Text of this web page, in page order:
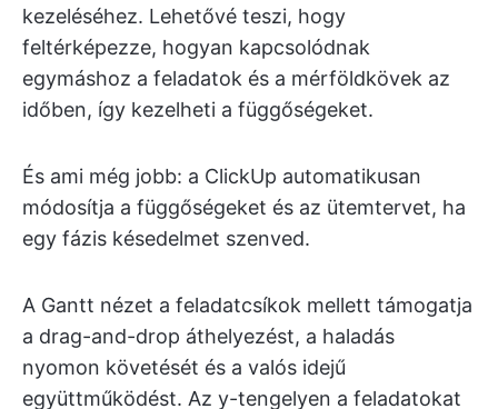
kezeléséhez. Lehetővé teszi, hogy
feltérképezze, hogyan kapcsolódnak
egymáshoz a feladatok és a mérföldkövek az
időben, így kezelheti a függőségeket.
És ami még jobb: a ClickUp automatikusan
módosítja a függőségeket és az ütemtervet, ha
egy fázis késedelmet szenved.
A Gantt nézet a feladatcsíkok mellett támogatja
a drag-and-drop áthelyezést, a haladás
nyomon követését és a valós idejű
együttműködést. Az y-tengelyen a feladatokat